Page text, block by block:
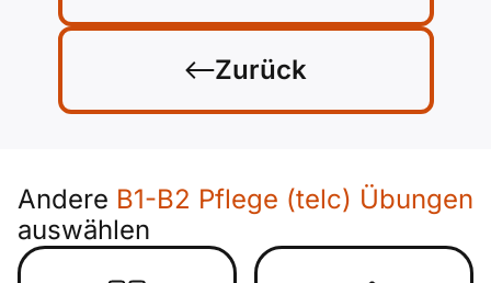
Zurück
Andere B1-B2 Pflege (telc) Übungen
auswählen